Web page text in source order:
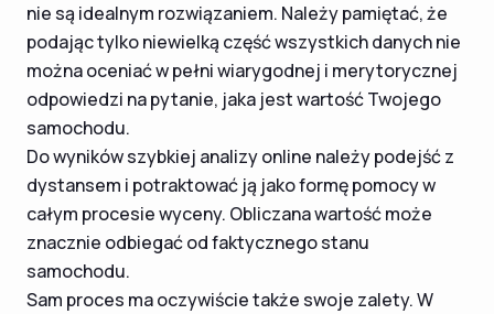
nie są idealnym rozwiązaniem. Należy pamiętać, że
podając tylko niewielką część wszystkich danych nie
można oceniać w pełni wiarygodnej i merytorycznej
odpowiedzi na pytanie, jaka jest wartość Twojego
samochodu.
Do wyników szybkiej analizy online należy podejść z
dystansem i potraktować ją jako formę pomocy w
całym procesie wyceny. Obliczana wartość może
znacznie odbiegać od faktycznego stanu
samochodu.
Sam proces ma oczywiście także swoje zalety. W